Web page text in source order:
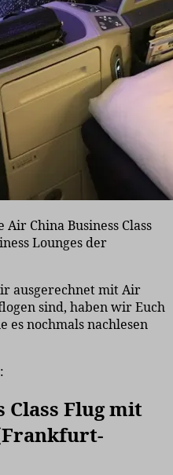
China Business Class
Lounges der
ausgerechnet mit Air
sind, haben wir Euch
es nochmals nachlesen
Class Flug mit
(Frankfurt-